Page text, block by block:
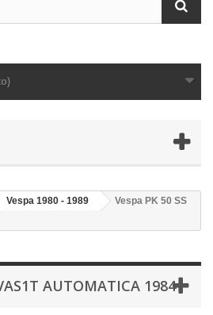
Vespa 1980 - 1989
Vespa PK 50 SS
AUTOMATICA 1984